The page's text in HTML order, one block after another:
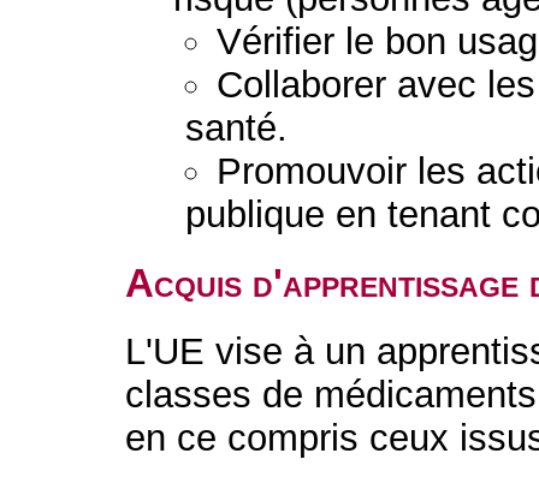
Vérifier le bon
Collaborer avec
santé.
Promouvoir les
publique en tenant
Acquis d'apprentissage
L'UE vise à un
classes de
en ce compris ceux